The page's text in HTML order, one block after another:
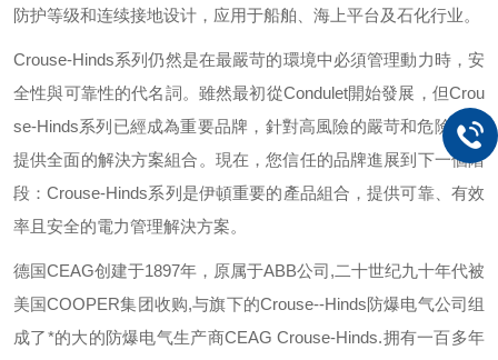
防护等级和连续接地设计，应用于船舶、海上平台及石化行业。
Crouse-Hinds系列仍然是在最嚴苛的環境中必須管理動力時，安
全性與可靠性的代名詞。雖然最初從Condulet開始發展，但Crou
se-Hinds系列已經成為重要品牌，針對高風險的嚴苛和危險環境
提供全面的解決方案組合。現在，您信任的品牌進展到下一個階
段：Crouse-Hinds系列是伊頓重要的產品組合，提供可靠、有效
率且安全的電力管理解決方案。
德国CEAG创建于1897年，原属于ABB公司,二十世纪九十年代被
美国COOPER集团收购,与旗下的Crouse--Hinds防爆电气公司组
成了*的大的防爆电气生产商CEAG Crouse-Hinds.拥有一百多年